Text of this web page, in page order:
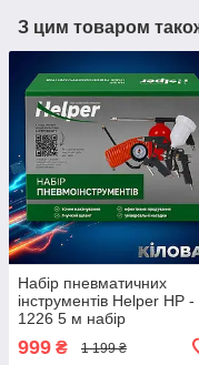
З цим товаром
Набір пневматичних
інструментів Helper HP -
1226 5 м набір
пневмоінструментів для
компресора 5в1
999 ₴ 1 199 ₴